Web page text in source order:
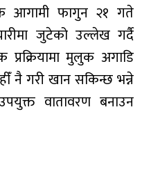
आगामी फागुन २१ गते
जुटेको उल्लेख गर्दै
प्रक्रियामा मुलुक अगाडि
नै गरी खान सकिन्छ भन्ने
वातावरण बनाउन